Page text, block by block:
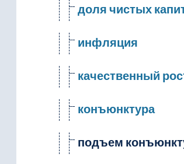
доля чистых
инфляция
качественный
конъюнктура
подъем